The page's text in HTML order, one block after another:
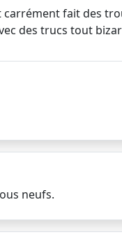
fait des
des trucs tout
neufs.